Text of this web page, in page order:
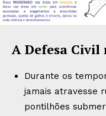
A Defesa Civil
Durante os
jamais atravesse
pontilhões